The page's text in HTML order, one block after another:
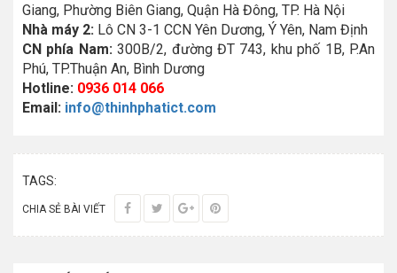
Giang, Phường Biên Giang, Quận Hà Đông, TP. Hà Nội
Nhà máy 2: Lô CN 3-1 CCN Yên Dương, Ý Yên, Nam Định
CN phía Nam:300B/2, đường ĐT 743, khu phố 1B, P.An
Phú, TP.Thuận An, Bình Dương
Hotline: 0936 014 066
Email: info@thinhphatict.com
TAGS:
CHIA SẺ BÀI VIẾT